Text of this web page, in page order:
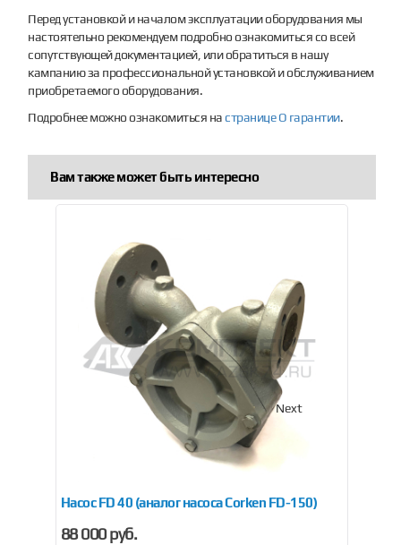
Перед установкой и началом эксплуатации оборудования мы
настоятельно рекомендуем подробно ознакомиться со всей
сопутствующей документацией, или обратиться в нашу
кампанию за профессиональной установкой и обслуживанием
приобретаемого оборудования.
Подробнее можно ознакомиться настранице О гарантии.
Вам также может быть интересно
Насос FD 40 (аналог насоса Corken FD-150)
88 000 руб.
Next